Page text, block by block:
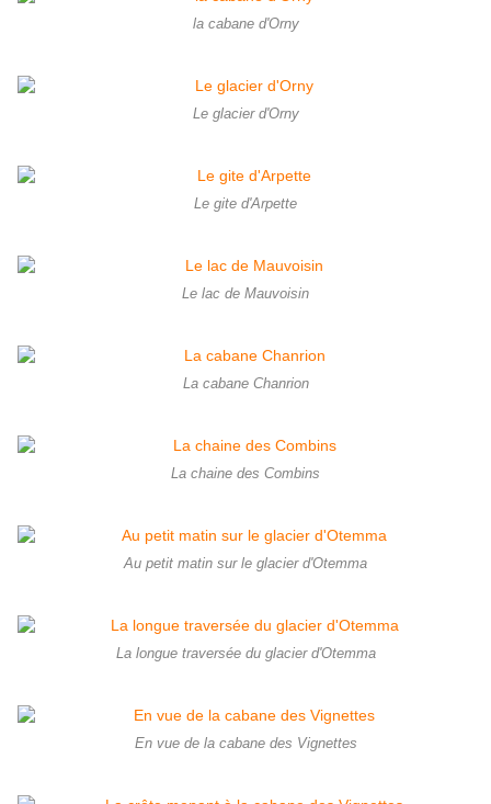
la cabane d'Orny
Le glacier d'Orny
Le gite d'Arpette
Le lac de Mauvoisin
La cabane Chanrion
La chaine des Combins
Au petit matin sur le glacier d'Otemma
La longue traversée du glacier d'Otemma
En vue de la cabane des Vignettes